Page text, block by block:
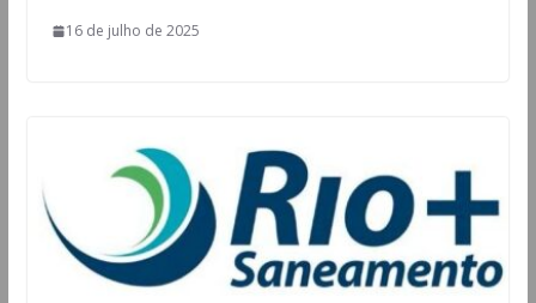
16 de julho de 2025